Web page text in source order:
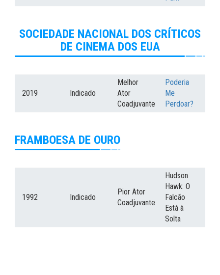
SOCIEDADE NACIONAL DOS CRÍTICOS
DE CINEMA DOS EUA
2019 Indicado
Melhor
Ator
Coadjuvante
Poderia
Me
Perdoar?
FRAMBOESA DE OURO
1992 Indicado
Pior Ator
Coadjuvante
Hudson
Hawk: O
Falcão
Está à
Solta